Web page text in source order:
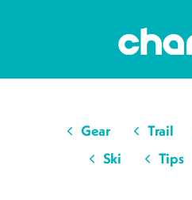
Gear Trail
Ski
Tips